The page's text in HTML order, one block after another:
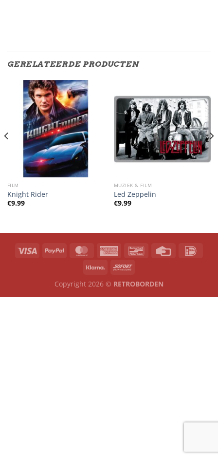
GERELATEERDE PRODUCTEN
FILM
Knight Rider
€9.99
MUZIEK & FILM
Led Zeppelin
€9.99
Copyright 2026 © RETROBORDEN